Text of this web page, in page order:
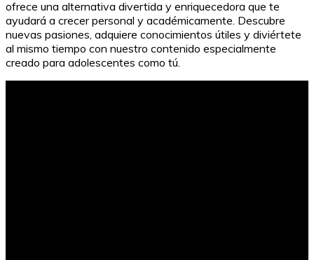
ofrece una alternativa divertida y enriquecedora que te
ayudará a crecer personal y académicamente. Descubre
nuevas pasiones, adquiere conocimientos útiles y diviértete
al mismo tiempo con nuestro contenido especialmente
creado para adolescentes como tú.